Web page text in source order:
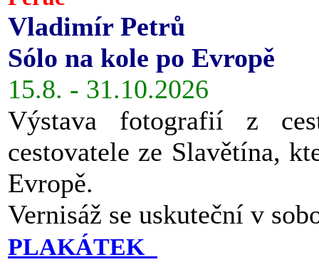
Vladimír Petrů
Sólo na kole po Evropě
15.8. - 31.10.2026
Výstava fotografií z
cestovatele ze Slavětína,
Evropě.
Vernisáž se uskuteční v
PLAKÁTEK